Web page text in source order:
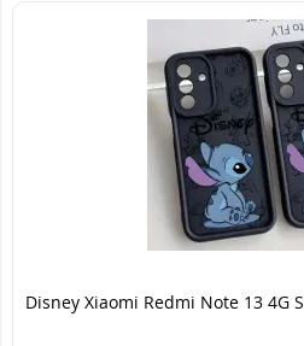
Disney Xiaomi Redmi Note 13 4G